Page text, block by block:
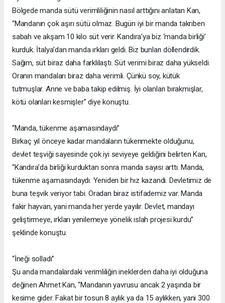
Bölgede manda sütü verimliliğinin nasıl arttığını anlatan Kan,
“Mandanın çok aşırı sütü olmaz. Bugün iyi bir manda takriben
sabah ve akşam 10 kilo süt verir. Kandıra’ya biz ‘manda birliği’
kurduk. İtalya’dan manda ırkları geldi. Biz bunları döllendirdik.
Sağım, süt biraz daha farklılaştı. Süt verimi biraz daha yükseldi.
Oranın mandaları biraz daha verimli. Çünkü soy, kütük
tutmuşlar. Anne ve baba takip edilmiş. İyi olanları bırakmışlar,
kötü olanları kesmişler” diye konuştu.
“Manda, tükenme aşamasındaydı”
Birkaç yıl önceye kadar mandaların tükenmekte olduğunu,
devlet teşviği sayesinde çok iyi seviyeye geldiğini belirten Kan,
“Kandıra’da birliği kurduktan sonra manda sayısı arttı. Manda,
tükenme aşamasındaydı. Yeniden bir hız kazandı. Devletimiz de
buna teşvik veriyor tabi. Oradan biraz istifademiz var. Manda
fakir hayvan, yani manda her yerde yayılır. Devlet, mandayı
geliştirmeye, ırkları yenilemeye yönelik ıslah projesi kurdu”
şeklinde konuştu.
“İneği solladı”
Şu anda mandalardaki verimliliğin ineklerden daha iyi olduğuna
değinen Ahmet Kan, “Mandanın yavrusu ancak 2 yaşında bir
kesime gider. Fakat bir tosun 8 aylık ya da 15 aylıkken, yani 300